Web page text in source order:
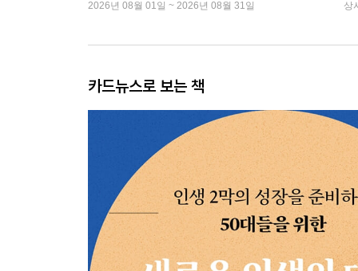
2026년 08월 01일 ~ 2026년 08월 31일 상
카드뉴스로 보는 책